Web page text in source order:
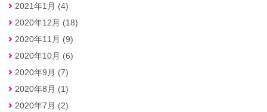
2021年1月 (4)
2020年12月 (18)
2020年11月 (9)
2020年10月 (6)
2020年9月 (7)
2020年8月 (1)
2020年7月 (2)